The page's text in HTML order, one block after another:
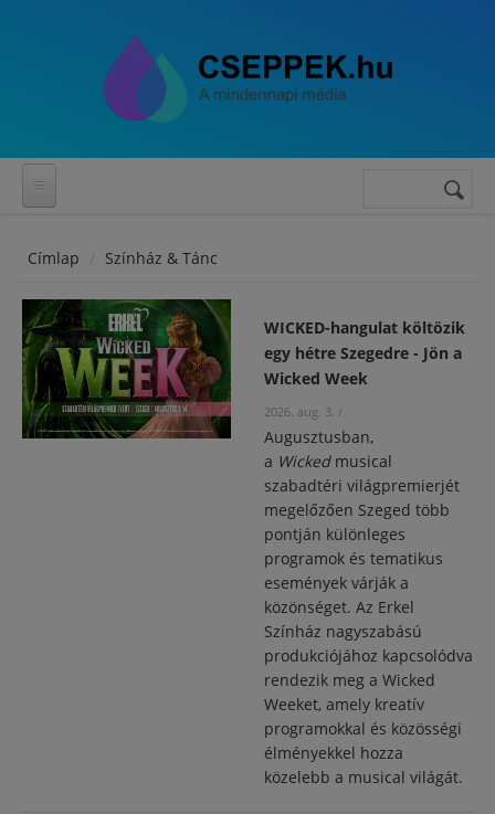
Keresés
Címlap Színház & Tánc
WICKED-hangulat költözik
egy hétre Szegedre - Jön a
Wicked Week
2026. aug. 3. /
Augusztusban,
a Wickedmusical
szabadtéri világpremierjét
megelőzően Szeged több
pontján különleges
programok és tematikus
események várják a
közönséget. Az Erkel
Színház nagyszabású
produkciójához kapcsolódva
rendezik meg a Wicked
Weeket, amely kreatív
programokkal és közösségi
élményekkel hozza
közelebb a musical világát.